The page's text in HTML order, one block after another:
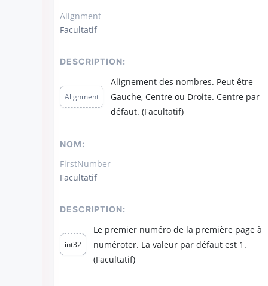
Alignment
Facultatif
DESCRIPTION:
Alignment
Alignement des nombres. Peut être
Gauche, Centre ou Droite. Centre par
défaut. (Facultatif)
NOM:
FirstNumber
Facultatif
DESCRIPTION:
int32
Le premier numéro de la première page à
numéroter. La valeur par défaut est 1.
(Facultatif)